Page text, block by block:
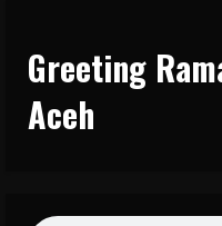
Greeting
Aceh